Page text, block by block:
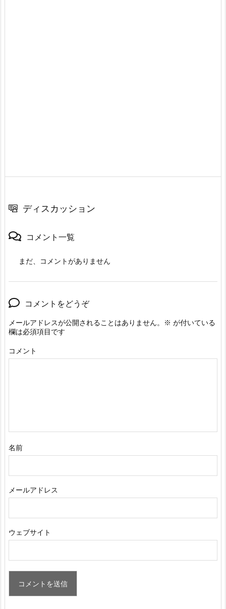
ディスカッション
コメント一覧
まだ、コメントがありません
コメントをどうぞ
メールアドレスが公開されることはありません。 ※ が付いている
欄は必須項目です
コメント
名前
メールアドレス
ウェブサイト